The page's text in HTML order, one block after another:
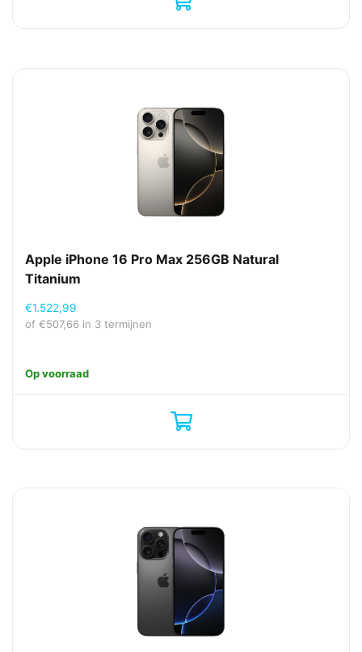
Apple iPhone 16 Pro Max 256GB Natural
Titanium
€1.522,99
of €507,66 in 3 termijnen
Op voorraad